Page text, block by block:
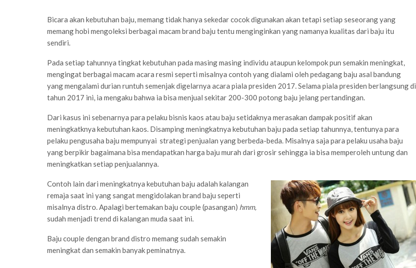
Bicara akan kebutuhan baju, memang tidak hanya sekedar cocok digunakan akan tetapi setiap seseorang yang
memang hobi mengoleksi berbagai macam brand baju tentu menginginkan yang namanya kualitas dari baju itu
sendiri.
Pada setiap tahunnya tingkat kebutuhan pada masing masing individu ataupun kelompok pun semakin meningkat,
mengingat berbagai macam acara resmi seperti misalnya contoh yang dialami oleh pedagang baju asal bandung
yang mengalami durian runtuh semenjak digelarnya acara piala presiden 2017. Selama piala presiden berlangsung di
tahun 2017 ini, ia mengaku bahwa ia bisa menjual sekitar 200-300 potong baju jelang pertandingan.
Dari kasus ini sebenarnya para pelaku bisnis kaos atau baju setidaknya merasakan dampak positif akan
meningkatknya kebutuhan kaos. Disamping meningkatnya kebutuhan baju pada setiap tahunnya, tentunya para
pelaku pengusaha baju mempunyai strategi penjualan yang berbeda-beda. Misalnya saja para pelaku usaha baju
yang berpikir bagaimana bisa mendapatkan harga baju murah dari grosir sehingga ia bisa memperoleh untung dan
meningkatkan setiap penjualannya.
Contoh lain dari meningkatnya kebutuhan baju adalah kalangan
remaja saat ini yang sangat mengidolakan brand baju seperti
misalnya distro. Apalagi bertemakan baju couple (pasangan) hmm,
sudah menjadi trend di kalangan muda saat ini.
Baju couple dengan brand distro memang sudah semakin
meningkat dan semakin banyak peminatnya.